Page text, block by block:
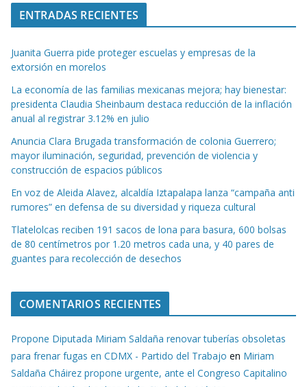
ENTRADAS RECIENTES
Juanita Guerra pide proteger escuelas y empresas de la
extorsión en morelos
La economía de las familias mexicanas mejora; hay bienestar:
presidenta Claudia Sheinbaum destaca reducción de la inflación
anual al registrar 3.12% en julio
Anuncia Clara Brugada transformación de colonia Guerrero;
mayor iluminación, seguridad, prevención de violencia y
construcción de espacios públicos
En voz de Aleida Alavez, alcaldía Iztapalapa lanza “campaña anti
rumores” en defensa de su diversidad y riqueza cultural
Tlatelolcas reciben 191 sacos de lona para basura, 600 bolsas
de 80 centímetros por 1.20 metros cada una, y 40 pares de
guantes para recolección de desechos
COMENTARIOS RECIENTES
Propone Diputada Miriam Saldaña renovar tuberías obsoletas
para frenar fugas en CDMX - Partido del Trabajo en Miriam
Saldaña Cháirez propone urgente, ante el Congreso Capitalino